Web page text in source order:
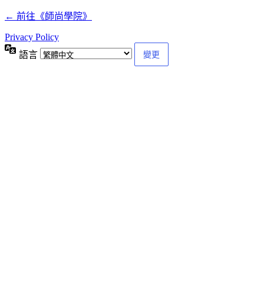
← 前往《師尚學院》
Privacy Policy
語言